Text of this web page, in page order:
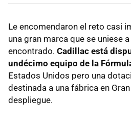
Le encomendaron el reto casi
una gran marca que se uniese
encontrado. Cadillac está
undécimo equipo de la
Estados Unidos pero una
destinada a una fábrica en
despliegue.